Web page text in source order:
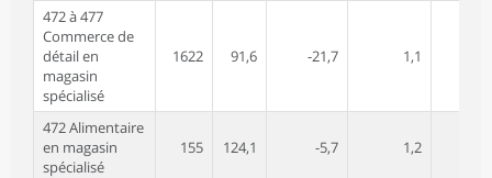
472 à 477
Commerce de
détail en
magasin
spécialisé
1622 91,6 -21,7 1,1
472 Alimentaire
en magasin
spécialisé
155 124,1 -5,7 1,2